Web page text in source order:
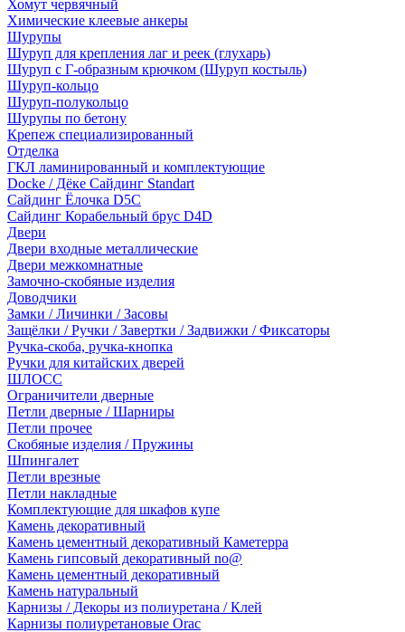
Хомут червячный
Химические клеевые анкеры
Шурупы
Шуруп для крепления лаг и реек (глухарь)
Шуруп с Г-образным крючком (Шуруп костыль)
Шуруп-кольцо
Шуруп-полукольцо
Шурупы по бетону
Крепеж специализированный
Отделка
ГКЛ ламинированный и комплектующие
Docke / Дёке Сайдинг Standart
Сайдинг Ёлочка D5C
Сайдинг Корабельный брус D4D
Двери
Двери входные металлические
Двери межкомнатные
Замочно-скобяные изделия
Доводчики
Замки / Личинки / Засовы
Защёлки / Ручки / Завертки / Задвижки / Фиксаторы
Ручка-скоба, ручка-кнопка
Ручки для китайских дверей
ШЛОСС
Ограничители дверные
Петли дверные / Шарниры
Петли прочее
Скобяные изделия / Пружины
Шпингалет
Петли врезные
Петли накладные
Комплектующие для шкафов купе
Камень декоративный
Камень цементный декоративный Каметерра
Камень гипсовый декоративный no@
Камень цементный декоративный
Камень натуральный
Карнизы / Декоры из полиуретана / Клей
Карнизы полиуретановые Orac